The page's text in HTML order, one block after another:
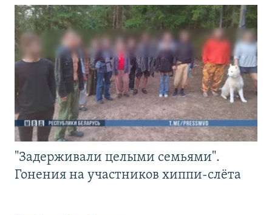
"Задерживали целыми семьями".
Гонения на участников хиппи-слёта